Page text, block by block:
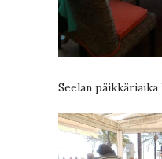
Seelan päikkäriaika